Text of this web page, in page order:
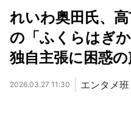
れいわ奥田氏、
の「ふくらはぎ
独自主張に困惑の
2026.03.27 11:30 エンタメ班